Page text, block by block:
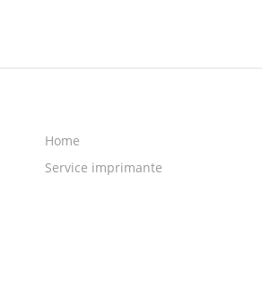
Home
Service imprimante